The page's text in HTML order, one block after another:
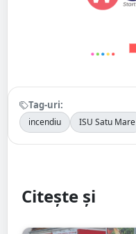
Tag-uri:
incendiu ISU Satu Mare
Citește și